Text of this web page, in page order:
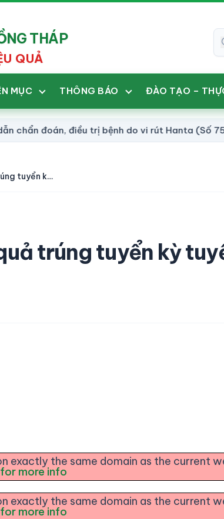
THÁP
QUẢ
MỤC THÔNG BÁO ĐÀO TẠO –
đoán, điều trị bệnh do vi rút Hanta (Số 758/
Thông báo công nhận kết quả trúng tuyển kỳ tuyển dụng viên chức năm 2024
trúng tuyển kỳ
exactly the same domain as the current
more info
exactly the same domain as the current
more info